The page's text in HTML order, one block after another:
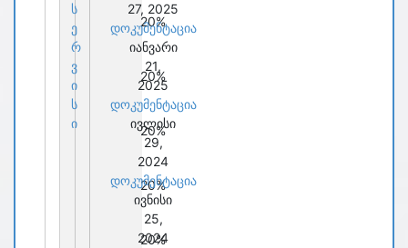
ს
ე
რ
ვ
ი
ს
ი
20%
20%
20%
20%
20%
27, 2025
დოკუმენტაცია
იანვარი
21,
2025
დოკუმენტაცია
ივლისი
29,
2024
დოკუმენტაცია
ივნისი
25,
2024